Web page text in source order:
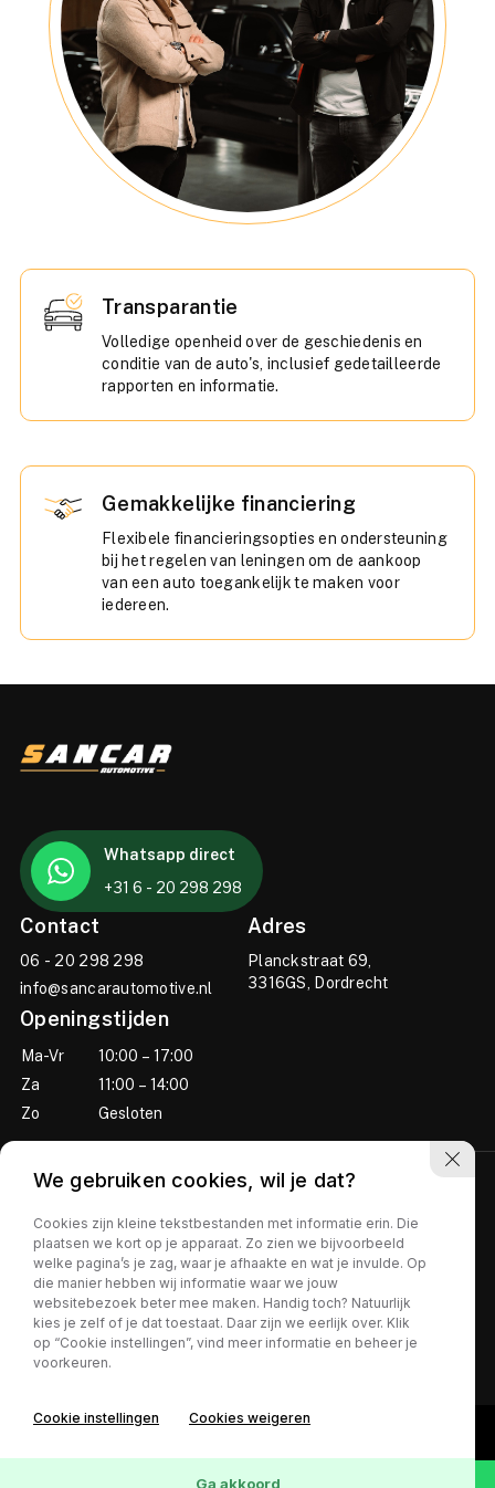
Transparantie
Volledige openheid over de geschiedenis en
conditie van de auto's, inclusief gedetailleerde
rapporten en informatie.
Gemakkelijke financiering
Flexibele financieringsopties en ondersteuning
bij het regelen van leningen om de aankoop
van een auto toegankelijk te maken voor
iedereen.
Whatsapp direct
+31 6 - 20 298 298
Contact
06 - 20 298 298
info@sancarautomotive.nl
Adres
Planckstraat 69,
3316GS, Dordrecht
Openingstijden
Ma-Vr
10:00 – 17:00
Za
11:00 – 14:00
Zo
Gesloten
Privacy policy
We gebruiken cookies, wil je dat?
Cookies zijn kleine tekstbestanden met informatie erin. Die
plaatsen we kort op je apparaat. Zo zien we bijvoorbeeld
welke pagina’s je zag, waar je afhaakte en wat je invulde. Op
die manier hebben wij informatie waar we jouw
websitebezoek beter mee maken. Handig toch? Natuurlijk
kies je zelf of je dat toestaat. Daar zijn we eerlijk over. Klik
op “Cookie instellingen”, vind meer informatie en beheer je
voorkeuren.
Cookie instellingen Cookies weigeren
Ga akkoord